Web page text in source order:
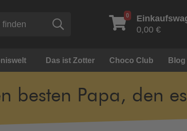
0
0,00 €
Das ist Zotter Choco Club Blog
besten Papa, den